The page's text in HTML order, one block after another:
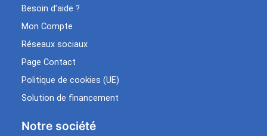
Besoin d’aide ?
Mon Compte
Réseaux sociaux
Page Contact
Politique de cookies (UE)
Solution de financement
Notre société